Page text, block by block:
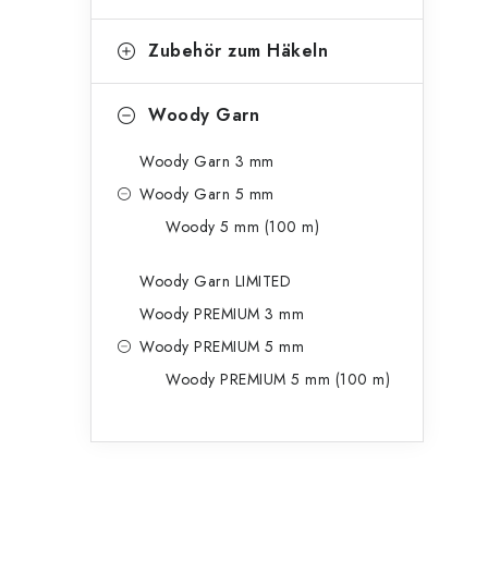
Zubehör zum Häkeln
Woody Garn
Woody Garn 3 mm
Woody Garn 5 mm
Woody 5 mm (100 m)
Woody Garn LIMITED
Woody PREMIUM 3 mm
Woody PREMIUM 5 mm
Woody PREMIUM 5 mm (100 m)